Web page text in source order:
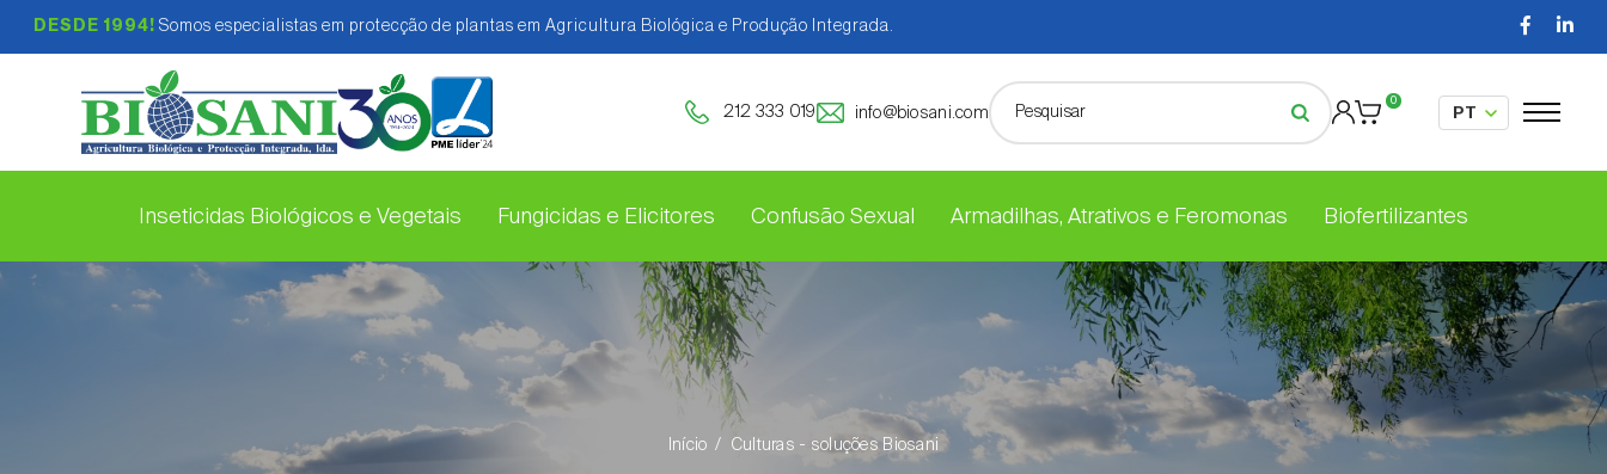
DESDE 1994! Somos especialistas em protecção de plantas em Agricultura Biológica e Produção Integrada.
212 333 019 info@biosani.com
0
Inseticidas Biológicos e Vegetais Fungicidas e Elicitores Confusão Sexual Armadilhas, Atrativos e Feromonas Biofertilizantes
Início Culturas - soluções Biosani